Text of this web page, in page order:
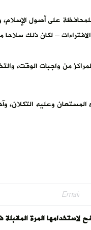
على أصول
– لكان ذلك سلاحا
من واجبات الوقت،
وعليه التكلان،
لاستخدامها المرة